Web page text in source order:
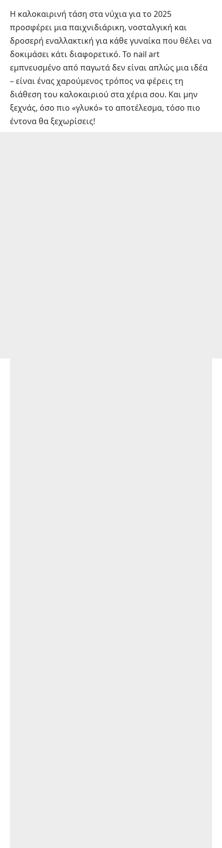
Η καλοκαιρινή τάση στα νύχια για το 2025
προσφέρει μια παιχνιδιάρικη, νοσταλγική και
δροσερή εναλλακτική για κάθε γυναίκα που θέλει να
δοκιμάσει κάτι διαφορετικό. Το nail art
εμπνευσμένο από παγωτά δεν είναι απλώς μια ιδέα
– είναι ένας χαρούμενος τρόπος να φέρεις τη
διάθεση του καλοκαιριού στα χέρια σου. Και μην
ξεχνάς, όσο πιο «γλυκό» το αποτέλεσμα, τόσο πιο
έντονα θα ξεχωρίσεις!